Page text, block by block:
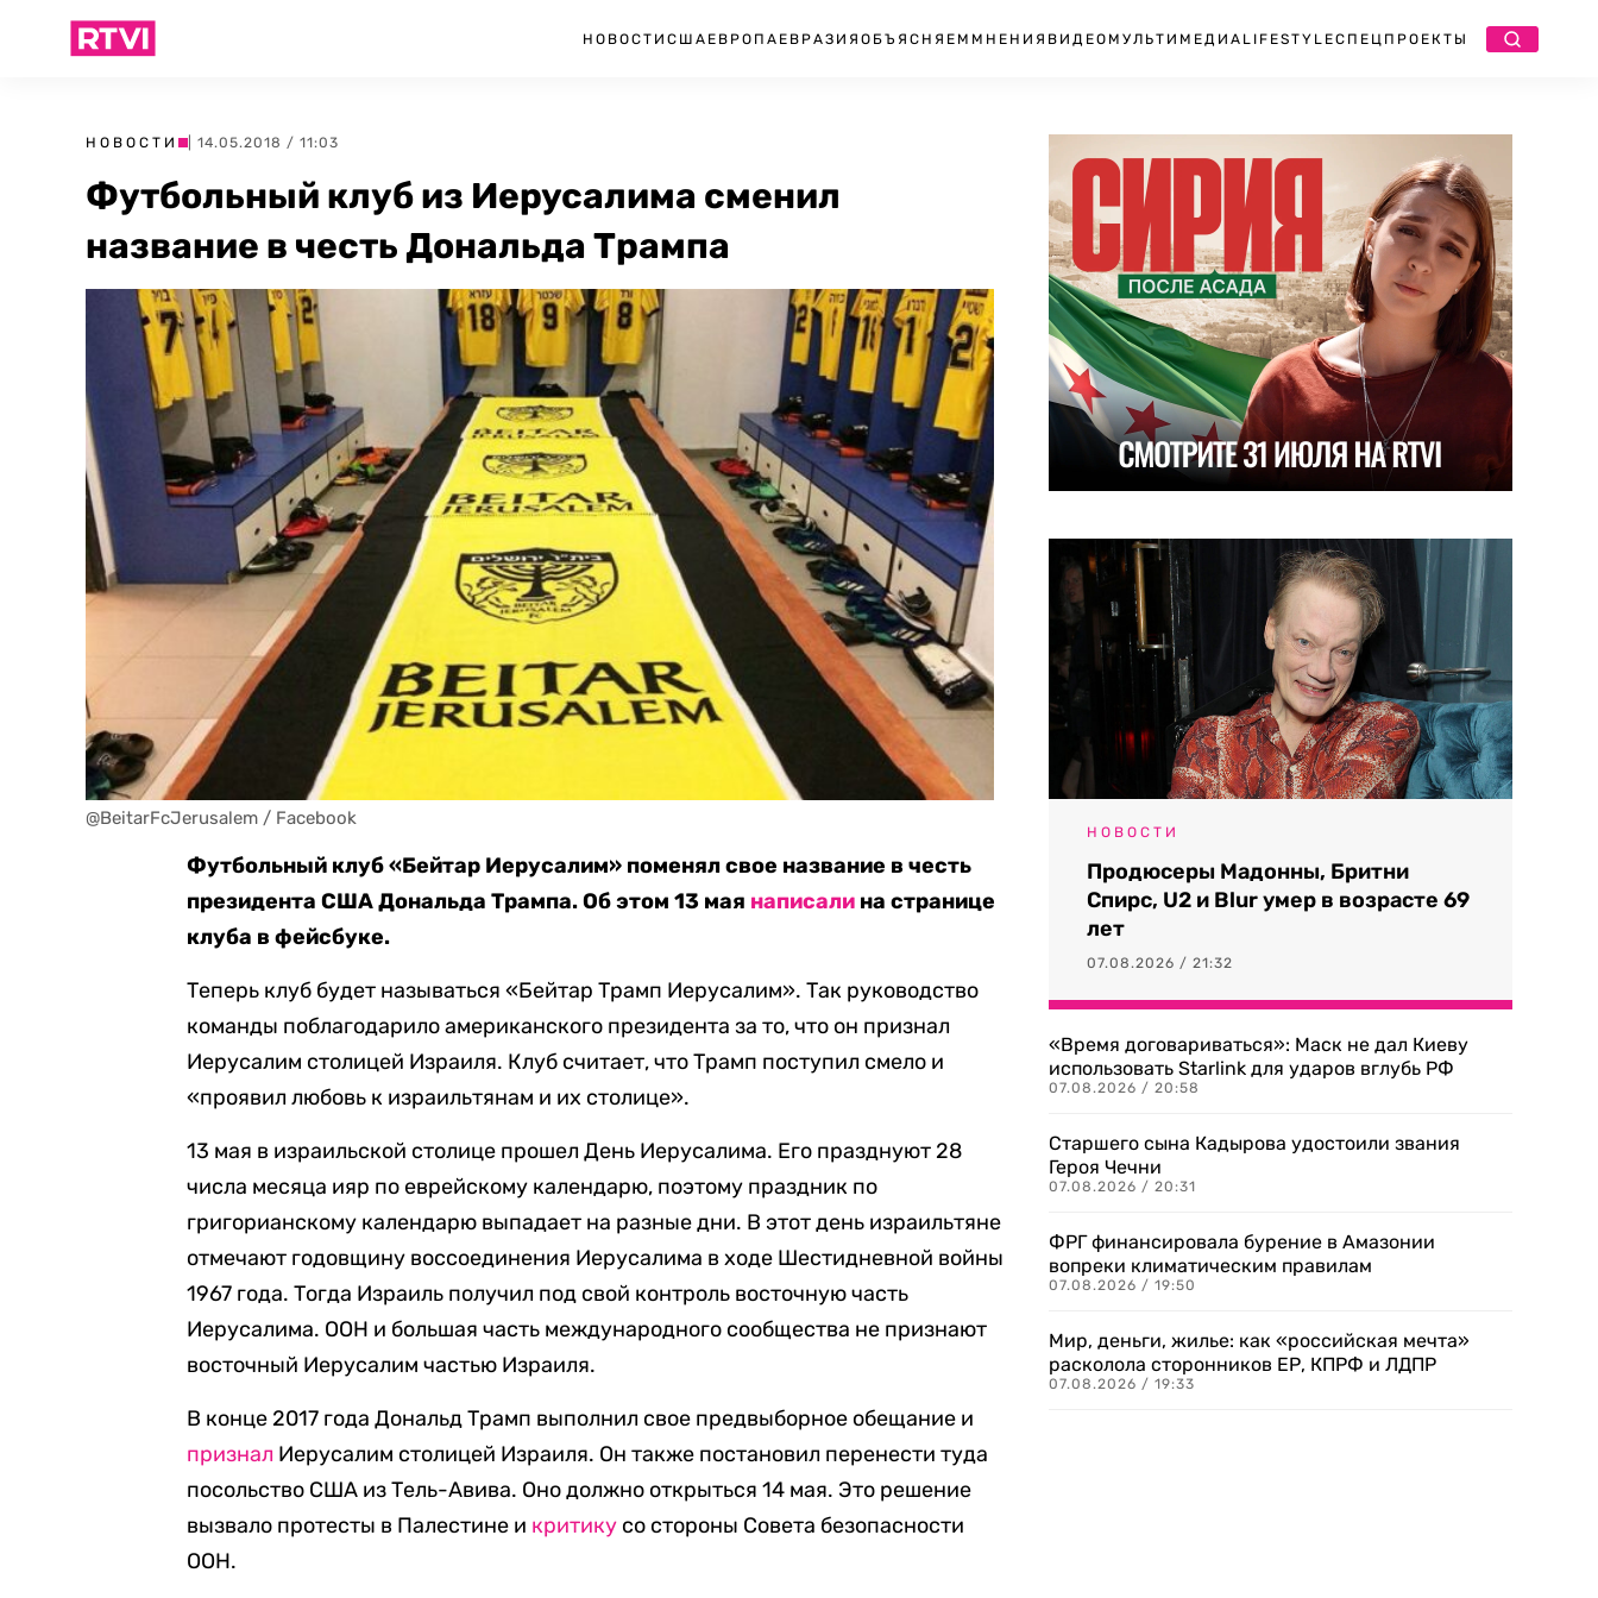
НОВОСТИ США ЕВРОПА ЕВРАЗИЯ ОБЪЯСНЯЕМ МНЕНИЯ ВИДЕО МУЛЬТИМЕДИА LIFESTYLEСПЕЦПРОЕКТЫ
НОВОСТИ | 14.05.2018 / 11:03
Футбольный клуб из Иерусалима сменил
название в честь Дональда Трампа
@BeitarFcJerusalem / Facebook
Футбольный клуб «Бейтар Иерусалим» поменял свое название в честь
президента США Дональда Трампа. Об этом 13 мая написали на странице
клуба в фейсбуке.
Теперь клуб будет называться «Бейтар Трамп Иерусалим». Так руководство
команды поблагодарило американского президента за то, что он признал
Иерусалим столицей Израиля. Клуб считает, что Трамп поступил смело и
«проявил любовь к израильтянам и их столице».
13 мая в израильской столице прошел День Иерусалима. Его празднуют 28
числа месяца ияр по еврейскому календарю, поэтому праздник по
григорианскому календарю выпадает на разные дни. В этот день израильтяне
отмечают годовщину воссоединения Иерусалима в ходе Шестидневной войны
1967 года. Тогда Израиль получил под свой контроль восточную часть
Иерусалима. ООН и большая часть международного сообщества не признают
восточный Иерусалим частью Израиля.
В конце 2017 года Дональд Трамп выполнил свое предвыборное обещание и
признал Иерусалим столицей Израиля. Он также постановил перенести туда
посольство США из Тель-Авива. Оно должно открыться 14 мая. Это решение
вызвало протесты в Палестине и критику со стороны Совета безопасности
ООН.
НОВОСТИ
Продюсеры Мадонны, Бритни
Спирс, U2 и Blur умер в возрасте 69
лет
07.08.2026 / 21:32
«Время договариваться»: Маск не дал Киеву
использовать Starlink для ударов вглубь РФ
07.08.2026 / 20:58
Старшего сына Кадырова удостоили звания
Героя Чечни
07.08.2026 / 20:31
ФРГ финансировала бурение в Амазонии
вопреки климатическим правилам
07.08.2026 / 19:50
Мир, деньги, жилье: как «российская мечта»
расколола сторонников ЕР, КПРФ и ЛДПР
07.08.2026 / 19:33